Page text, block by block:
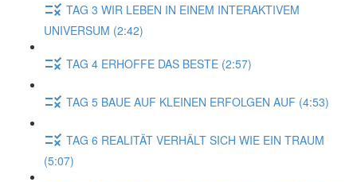
TAG 3 WIR LEBEN IN EINEM INTERAKTIVEM
UNIVERSUM (2:42)
TAG 4 ERHOFFE DAS BESTE (2:57)
TAG 5 BAUE AUF KLEINEN ERFOLGEN AUF (4:53)
TAG 6 REALITÄT VERHÄLT SICH WIE EIN TRAUM
(5:07)